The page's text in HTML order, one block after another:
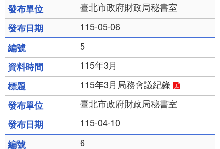
臺北市政府財政局秘書室
115-05-06
5
115年3月
115年3月局務會議紀錄
臺北市政府財政局秘書室
115-04-10
6